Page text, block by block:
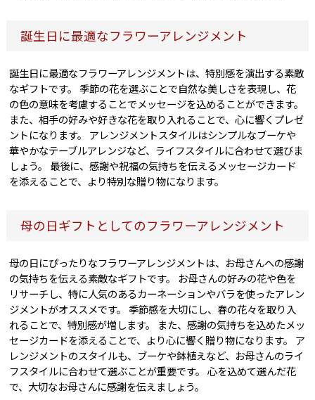
誕生日に最適なフラワーアレンジメント
誕生日に最適なフラワーアレンジメントは、特別感を演出する素敵
なギフトです。 季節の花を選ぶことで自然な美しさを表現し、花
の色の意味を考慮することでメッセージを込めることができます。
また、相手の好みや好きな花を取り入れることで、心に響くプレゼ
ントになります。 アレンジメントスタイルはシンプルなブーケや
華やかなテーブルアレンジなど、ライフスタイルに合わせて選びま
しょう。 最後に、感謝や祝福の気持ちを伝えるメッセージカード
を添えることで、より特別な贈り物になります。
母の日ギフトとしてのフラワーアレンジメント
母の日にぴったりなフラワーアレンジメントは、お母さんへの感謝
の気持ちを伝える素敵なギフトです。 お母さんの好みの花や色を
リサーチし、特に人気のあるカーネーションやバラを使ったアレン
ジメントがオススメです。 季節感を大切にし、春の花々を取り入
れることで、特別感が増します。 また、感謝の気持ちを込めたメッ
セージカードを添えることで、より心に響く贈り物になります。 ア
レンジメントのスタイルも、ブーケや鉢植えなど、お母さんのライ
フスタイルに合わせて選ぶことが重要です。 心を込めて選んだ花
で、大切なお母さんに感謝を伝えましょう。